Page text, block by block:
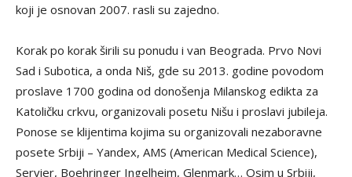
koji je osnovan 2007. rasli su zajedno.
Korak po korak širili su ponudu i van Beograda. Prvo Novi
Sad i Subotica, a onda Niš, gde su 2013. godine povodom
proslave 1700 godina od donošenja Milanskog edikta za
Katoličku crkvu, organizovali posetu Nišu i proslavi jubileja.
Ponose se klijentima kojima su organizovali nezaboravne
posete Srbiji – Yandex, AMS (American Medical Science),
Servier, Boehringer Ingelheim, Glenmark… Osim u Srbiji,